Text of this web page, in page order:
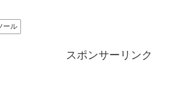
ール
スポンサーリンク